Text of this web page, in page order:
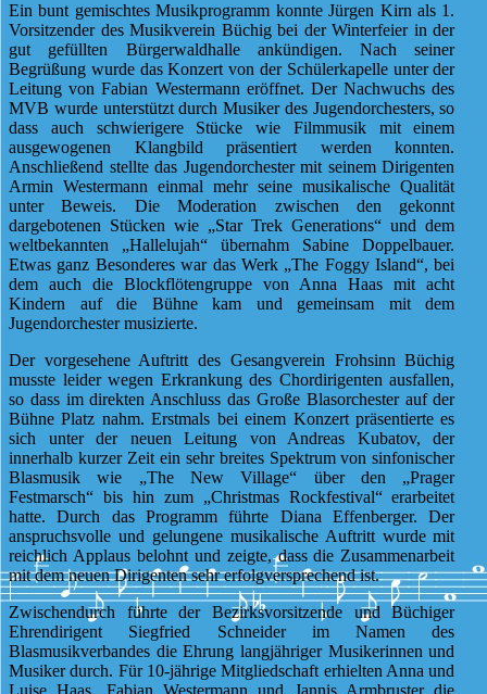
Ein bunt gemischtes Musikprogramm konnte Jürgen Kirn als 1.
Vorsitzender des Musikverein Büchig bei der Winterfeier in der
gut gefüllten Bürgerwaldhalle ankündigen. Nach seiner
Begrüßung wurde das Konzert von der Schülerkapelle unter der
Leitung von Fabian Westermann eröffnet. Der Nachwuchs des
MVB wurde unterstützt durch Musiker des Jugendorchesters, so
dass auch schwierigere Stücke wie Filmmusik mit einem
ausgewogenen Klangbild präsentiert werden konnten.
Anschließend stellte das Jugendorchester mit seinem Dirigenten
Armin Westermann einmal mehr seine musikalische Qualität
unter Beweis. Die Moderation zwischen den gekonnt
dargebotenen Stücken wie „Star Trek Generations“ und dem
weltbekannten „Hallelujah“ übernahm Sabine Doppelbauer.
Etwas ganz Besonderes war das Werk „The Foggy Island“, bei
dem auch die Blockflötengruppe von Anna Haas mit acht
Kindern auf die Bühne kam und gemeinsam mit dem
Jugendorchester musizierte.
Der vorgesehene Auftritt des Gesangverein Frohsinn Büchig
musste leider wegen Erkrankung des Chordirigenten ausfallen,
so dass im direkten Anschluss das Große Blasorchester auf der
Bühne Platz nahm. Erstmals bei einem Konzert präsentierte es
sich unter der neuen Leitung von Andreas Kubatov, der
innerhalb kurzer Zeit ein sehr breites Spektrum von sinfonischer
Blasmusik wie „The New Village“ über den „Prager
Festmarsch“ bis hin zum „Christmas Rockfestival“ erarbeitet
hatte. Durch das Programm führte Diana Effenberger. Der
anspruchsvolle und gelungene musikalische Auftritt wurde mit
reichlich Applaus belohnt und zeigte, dass die Zusammenarbeit
mit dem neuen Dirigenten sehr erfolgversprechend ist.
Zwischendurch führte der Bezirksvorsitzende und Büchiger
Ehrendirigent Siegfried Schneider im Namen des
Blasmusikverbandes die Ehrung langjähriger Musikerinnen und
Musiker durch. Für 10-jährige Mitgliedschaft erhielten Anna und
Luise Haas, Fabian Westermann und Jannis Armbruster die